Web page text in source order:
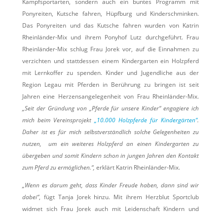
Kampfsportarten, sondern auch ein buntes Programm mit
Ponyreiten, Kutsche fahren, Hüpfburg und Kinderschminken.
Das Ponyreiten und das Kutsche fahren wurden von Katrin
Rheinländer-Mix und ihrem Ponyhof Lutz durchgeführt. Frau
Rheinländer-Mix schlug Frau Jorek vor, auf die Einnahmen zu
verzichten und stattdessen einem Kindergarten ein Holzpferd
mit Lernkoffer zu spenden. Kinder und Jugendliche aus der
Region Legau mit Pferden in Berührung zu bringen ist seit
Jahren eine Herzensangelegenheit von Frau Rheinländer-Mix.
„Seit der Gründung von „Pferde für unsere Kinder“ engagiere ich
mich beim Vereinsprojekt „10.000 Holzpferde für Kindergärten“.
Daher ist es für mich selbstverständlich solche Gelegenheiten zu
nutzen, um ein weiteres Holzpferd an einen Kindergarten zu
übergeben und somit Kindern schon in jungen Jahren den Kontakt
zum Pferd zu ermöglichen.“, erklärt Katrin Rheinländer-Mix.
„Wenn es darum geht, dass Kinder Freude haben, dann sind wir
dabei“, fügt Tanja Jorek hinzu. Mit ihrem Herzblut Sportclub
widmet sich Frau Jorek auch mit Leidenschaft Kindern und